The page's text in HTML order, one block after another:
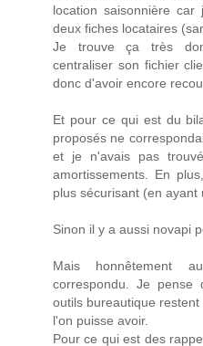
location saisonnière
deux fiches locataires
Je trouve ça très
centraliser son fichier
donc d'avoir encore
Et pour ce qui est du
proposés ne
et je n'avais pas
amortissements. En
plus sécurisant (en ayant
Sinon il y a aussi novapi
Mais honnêtement
correspondu. Je
outils bureautique
l'on puisse avoir.
Pour ce qui est des